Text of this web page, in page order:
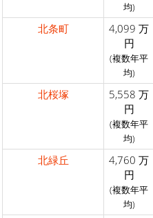
均)
北条町
4,099 万
円
(複数年平
均)
北桜塚
5,558 万
円
(複数年平
均)
北緑丘
4,760 万
円
(複数年平
均)